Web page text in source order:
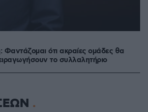
Φαντάζομαι ότι ακραίες ομάδες θα
το συλλαλητήριο